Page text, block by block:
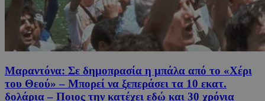
Μαραντόνα: Σε δημοπρασία η μπάλα από το «Χέρι
του Θεού» – Μπορεί να ξεπεράσει τα 10 εκατ.
δολάρια – Ποιος την κατέχει εδώ και 30 χρόνια